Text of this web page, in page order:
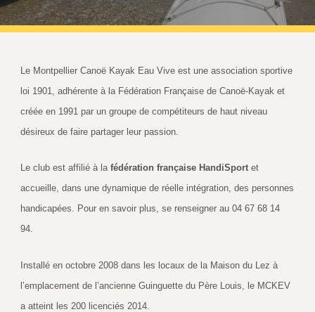
Le Montpellier Canoë Kayak Eau Vive est une association sportive
loi 1901, adhérente à la Fédération Française de Canoë-Kayak et
créée en 1991 par un groupe de compétiteurs de haut niveau
désireux de faire partager leur passion.
Le club est affilié à la fédération française HandiSport et
accueille, dans une dynamique de réelle intégration, des personnes
handicapées. Pour en savoir plus, se renseigner au 04 67 68 14
94.
Installé en octobre 2008 dans les locaux de la Maison du Lez à
l’emplacement de l’ancienne Guinguette du Père Louis, le MCKEV
a atteint les 200 licenciés 2014.